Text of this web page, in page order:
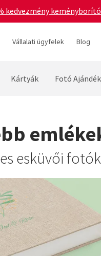
kedvezmény
Vállalati ügyfelek Blog
Kártyák Fotó
esküvői